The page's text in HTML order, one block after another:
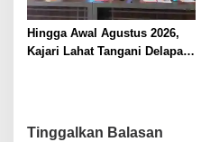
Hingga Awal Agustus 2026,
Kajari Lahat Tangani Delapan
Tinggalkan Balasan